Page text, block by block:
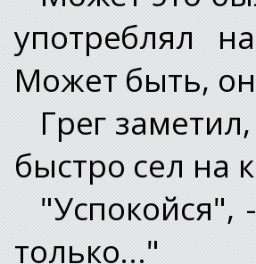
употреблял
Может быть, он
Грег
быстро сел на
"Успокойся",
только..."